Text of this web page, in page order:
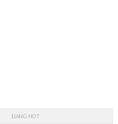
ĐANG HOT